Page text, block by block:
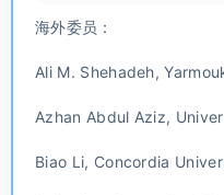
海外委员：
Ali M. Shehadeh,
Azhan Abdul Aziz,
Biao Li, Concordia